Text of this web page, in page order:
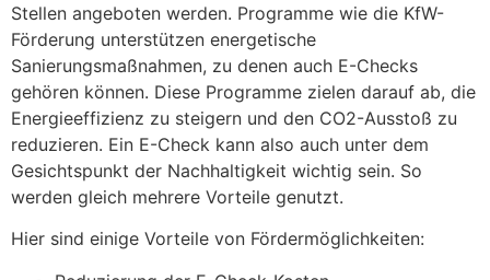
Stellen angeboten werden. Programme wie die KfW-
Förderung unterstützen energetische
Sanierungsmaßnahmen, zu denen auch E-Checks
gehören können. Diese Programme zielen darauf ab, die
Energieeffizienz zu steigern und den CO2-Ausstoß zu
reduzieren. Ein E-Check kann also auch unter dem
Gesichtspunkt der Nachhaltigkeit wichtig sein. So
werden gleich mehrere Vorteile genutzt.
Hier sind einige Vorteile von Fördermöglichkeiten: